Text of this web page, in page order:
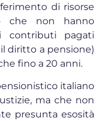
di risorse
che non hanno
contributi pagati
diritto a pensione)
fino a 20 anni.
italiano
ma che non
presunta esosità